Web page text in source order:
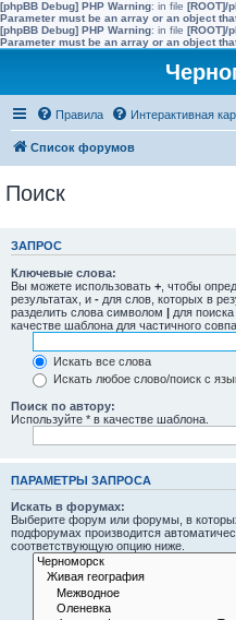
[phpBB Debug] PHP Warning: in file [ROOT]/
Parameter must be an array or an object
[phpBB Debug] PHP Warning: in file [ROOT]/
Parameter must be an array or an object
Правила Интерактивная
Список форумов
Поиск
ЗАПРОС
Ключевые слова:
Вы можете использовать + , чтобы
результатах, и - для слов, которых в
разделить слова символом | для
качестве шаблона для частичного
Искать все слова
Искать любое слово/поиск с
Поиск по автору:
Используйте * в качестве шаблона.
ПАРАМЕТРЫ ЗАПРОСА
Искать в форумах:
Выберите форум или форумы, в
подфорумах производится
соответствующую опцию ниже.